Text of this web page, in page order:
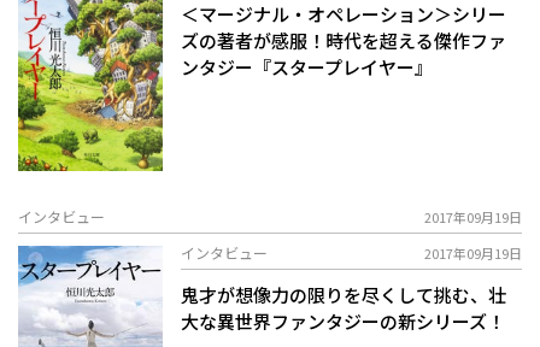
＜マージナル・オペレーション＞シリー
ズの著者が感服！時代を超える傑作ファ
ンタジー『スタープレイヤー』
インタビュー 2017年09月19日
インタビュー 2017年09月19日
鬼才が想像力の限りを尽くして挑む、壮
大な異世界ファンタジーの新シリーズ！